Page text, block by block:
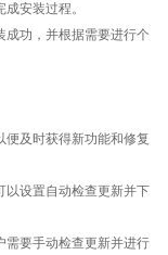
安装过程。
成功，并根据需要进行个
便及时获得新功能和修复
以设置自动检查更新并下
需要手动检查更新并进行